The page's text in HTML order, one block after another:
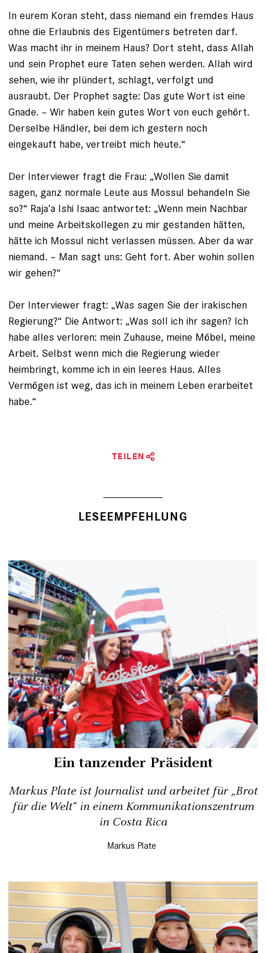
In eurem Koran steht, dass niemand ein fremdes Haus
ohne die Erlaubnis des Eigentümers betreten darf.
Was macht ihr in meinem Haus? Dort steht, dass Allah
und sein Prophet eure Taten sehen werden. Allah wird
sehen, wie ihr plündert, schlagt, verfolgt und
ausraubt. Der Prophet sagte: Das gute Wort ist eine
Gnade. – Wir haben kein gutes Wort von euch gehört.
Derselbe Händler, bei dem ich gestern noch
eingekauft habe, vertreibt mich heute.“
Der Interviewer fragt die Frau: „Wollen Sie damit
sagen, ganz normale Leute aus Mossul behandeln Sie
so?“ Raja’a Ishi Isaac antwortet: „Wenn mein Nachbar
und meine Arbeitskollegen zu mir gestanden hätten,
hätte ich Mossul nicht verlassen müssen. Aber da war
niemand. – Man sagt uns: Geht fort. Aber wohin ­sollen
wir gehen?“
Der Interviewer fragt: „Was sagen Sie der irakischen
Regierung?“ Die Antwort: „Was soll ich ihr sagen? Ich
habe alles verloren: mein Zuhause, meine Möbel, meine
Arbeit. Selbst wenn mich die Regierung wieder
heimbringt, komme ich in ein ­leeres Haus. Alles
Vermögen ist weg, das ich in meinem Leben erarbeitet
habe.“
TEILEN
LESEEMPFEHLUNG
Ein tanzender Präsident
Markus Plate ist Journalist und arbeitet für „Brot
für die Welt“ in einem Kommunikationszentrum
in Costa Rica
Markus Plate